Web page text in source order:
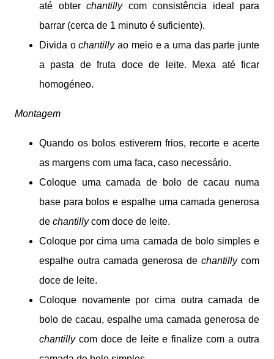
até obter chantillycom consistência ideal para
barrar (cerca de 1 minuto é suficiente).
Divida ochantillyao meio e a uma das parte junte
a pasta de fruta doce de leite. Mexa até ficar
homogéneo.
Montagem
Quando os bolos estiverem frios, recorte e acerte
as margens com uma faca, caso necessário.
Coloque uma camada de bolo de cacau numa
base para bolos e espalhe uma camada generosa
de chantillycom doce de leite.
Coloque por cima uma camada de bolo simples e
espalhe outra camada generosa de chantillycom
doce de leite.
Coloque novamente por cima outra camada de
bolo de cacau, espalhe uma camada generosa de
chantillycom doce de leite e finalize com a outra